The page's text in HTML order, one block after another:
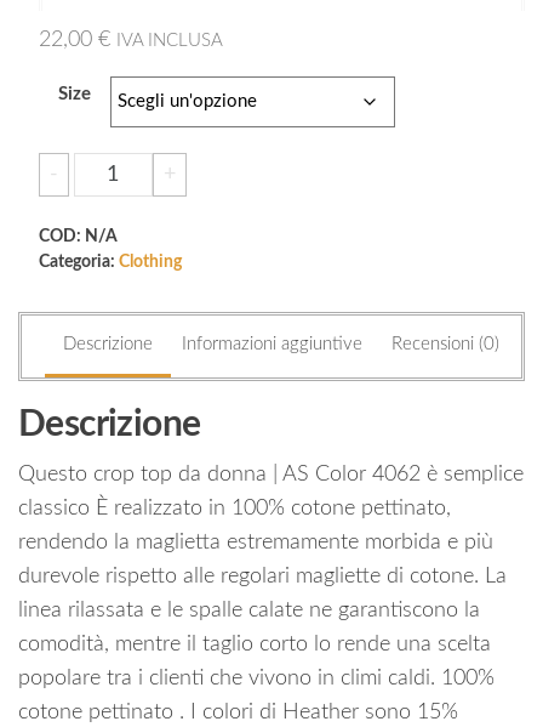
22,00 € IVA INCLUSA
Size
-
Women’s
crop
top
quantità
+
COD: N/A
Categoria: Clothing
Descrizione Informazioni aggiuntive Recensioni (0)
Descrizione
Questo crop top da donna | AS Color 4062 è semplice
classico È realizzato in 100% cotone pettinato,
rendendo la maglietta estremamente morbida e più
durevole rispetto alle regolari magliette di cotone. La
linea rilassata e le spalle calate ne garantiscono la
comodità, mentre il taglio corto lo rende una scelta
popolare tra i clienti che vivono in climi caldi. 100%
cotone pettinato . I colori di Heather sono 15%